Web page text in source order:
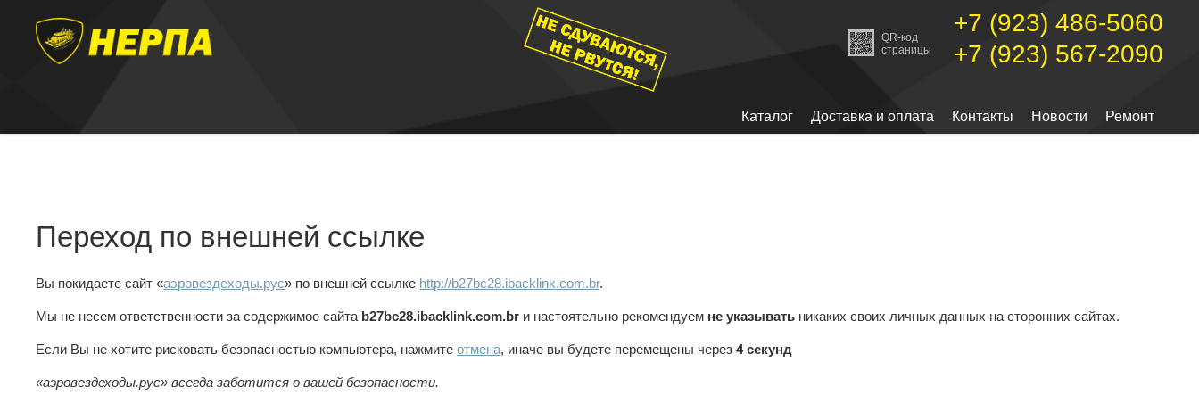
QR-код
страницы
+7 (923) 486-5060
+7 (923) 567-2090
Каталог Доставка и оплата Контакты Новости Ремонт
Переход по внешней ссылке
Вы покидаете сайт «аэровездеходы.рус» по внешней ссылке http://b27bc28.ibacklink.com.br.
Мы не несем ответственности за содержимое сайта b27bc28.ibacklink.com.br и настоятельно рекомендуем не указывать никаких своих личных данных на сторонних сайтах.
Если Вы не хотите рисковать безопасностью компьютера, нажмитеотмена, иначе вы будете перемещены через4секунд
«аэровездеходы.рус» всегда заботится о вашей безопасности.